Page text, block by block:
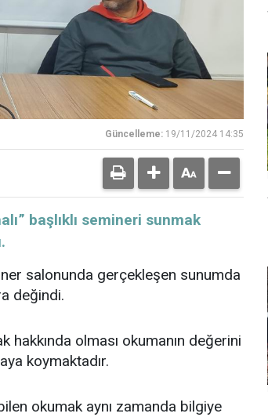
Güncelleme: 19/11/2024 14:35
başlıklı semineri sunmak
salonunda gerçekleşen sunumda
değindi.
olması okumanın değerini
koymaktadır.
okumak aynı zamanda bilgiye